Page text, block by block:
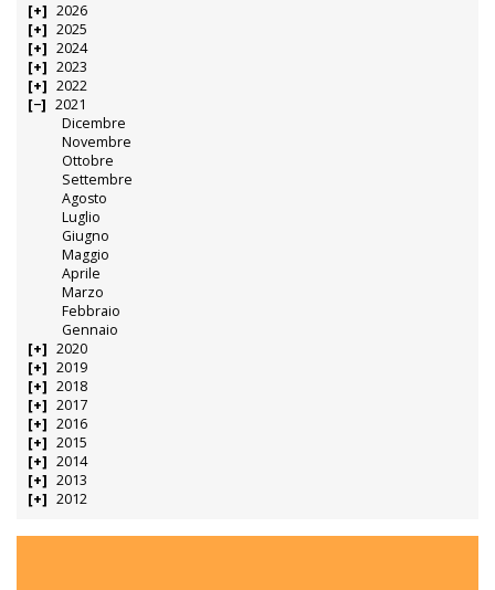
2026
2025
2024
2023
2022
2021
Dicembre
Novembre
Ottobre
Settembre
Agosto
Luglio
Giugno
Maggio
Aprile
Marzo
Febbraio
Gennaio
2020
2019
2018
2017
2016
2015
2014
2013
2012